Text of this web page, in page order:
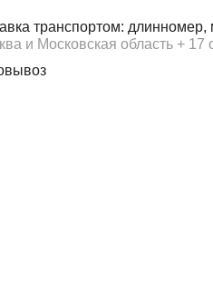
транспортом: длинномер,
и Московская область + 17